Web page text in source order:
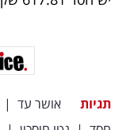
תגיות אושר עד |